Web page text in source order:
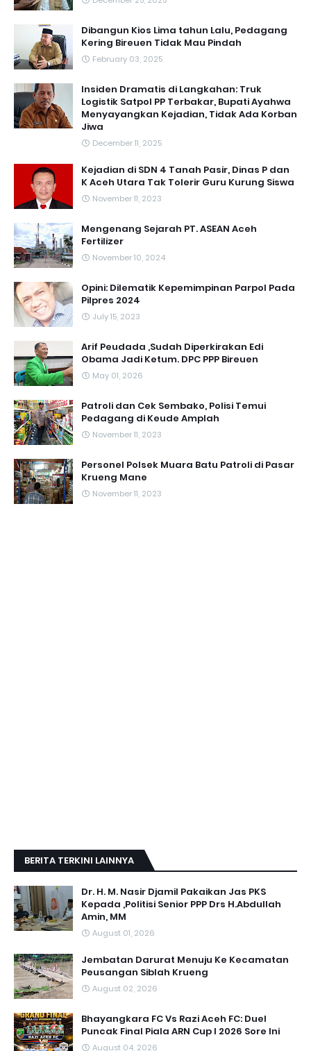
Dibangun Kios Lima tahun Lalu, Pedagang
Kering Bireuen Tidak Mau Pindah
February 03, 2025
Insiden Dramatis di Langkahan: Truk
Logistik Satpol PP Terbakar, Bupati Ayahwa
Menyayangkan Kejadian, Tidak Ada Korban
Jiwa
December 11, 2025
Kejadian di SDN 4 Tanah Pasir, Dinas P dan
K Aceh Utara Tak Tolerir Guru Kurung Siswa
November 11, 2023
Mengenang Sejarah PT. ASEAN Aceh
Fertilizer
November 10, 2024
Opini: Dilematik Kepemimpinan Parpol Pada
Pilpres 2024
July 15, 2023
Arif Peudada ,Sudah Diperkirakan Edi
Obama Jadi Ketum. DPC PPP Bireuen
May 01, 2026
Patroli dan Cek Sembako, Polisi Temui
Pedagang di Keude Amplah
November 11, 2023
Personel Polsek Muara Batu Patroli di Pasar
Krueng Mane
November 11, 2023
BERITA TERKINI LAINNYA
Dr. H. M. Nasir Djamil Pakaikan Jas PKS
Kepada ,Politisi Senior PPP Drs H.Abdullah
Amin, MM
August 01, 2026
Jembatan Darurat Menuju Ke Kecamatan
Peusangan Siblah Krueng
August 02, 2026
Bhayangkara FC Vs Razi Aceh FC: Duel
Puncak Final Piala ARN Cup I 2026 Sore Ini
August 04, 2026